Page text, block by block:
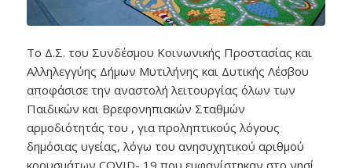
Το Δ.Σ. του Συνδέσμου Κοινωνικής Προστασίας και
Αλληλεγγύης Δήμων Μυτιλήνης και Δυτικής Λέσβου
αποφάσισε την αναστολή λειτουργίας όλων των
Παιδικών και Βρεφονηπιακών Σταθμών
αρμοδιότητάς του , για προληπτικούς λόγους
δημόσιας υγείας, λόγω του ανησυχητικού αριθμού